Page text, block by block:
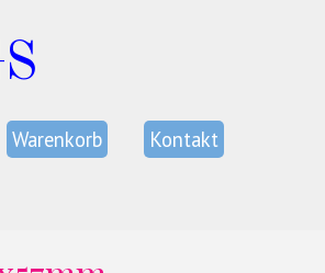
Warenkorb Kontakt